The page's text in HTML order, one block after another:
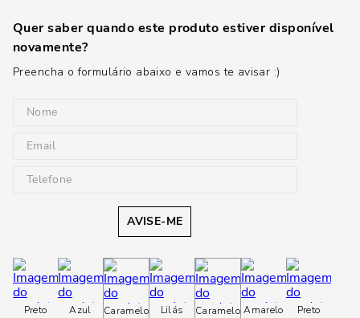
Quer saber quando este produto estiver disponível
novamente?
Preencha o formulário abaixo e vamos te avisar :)
AVISE-ME
Preto Azul Caramelo Lilás Caramelo Amarelo Preto